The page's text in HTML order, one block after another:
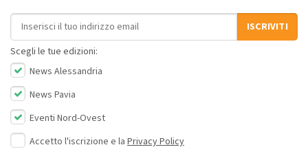
Indirizzo email
ISCRIVITI
Scegli le tue edizioni:
News Alessandria
News Pavia
Eventi Nord-Ovest
Accetto l'iscrizione e la Privacy Policy